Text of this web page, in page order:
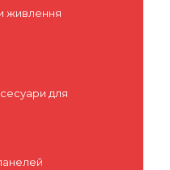
живлення
для